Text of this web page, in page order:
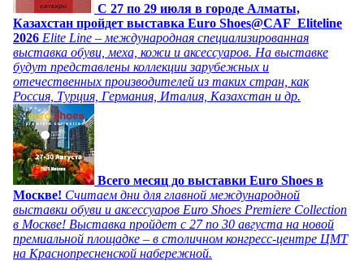
C 27 по 29 июля в городе Алматы,
Казахстан пройдет выставка Euro Shoes@CAF_Eliteline
2026 Elite Line – международная специализированная
выставка обуви, меха, кожи и аксессуаров. На выставке
будут представлены коллекции зарубежных и
отечественных производителей из таких стран, как
Россия, Турция, Германия, Италия, Казахстан и др.
Всего месяц до выставки Euro Shoes в
Москве! Считаем дни для главной международной
выставки обуви и аксессуаров Euro Shoes Premiere Collection
в Москве! Выставка пройдет с 27 по 30 августа на новой
премиальной площадке – в столичном конгресс-центре ЦМТ
на Краснопресненской набережной.